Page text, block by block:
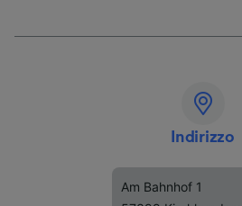
Indirizzo
Am Bahnhof 1